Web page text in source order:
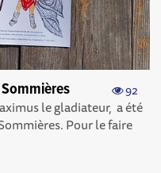
92
le gladiateur, a été
Pour le faire